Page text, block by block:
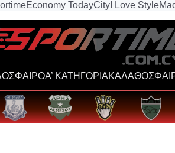
Economy TodayCity I Love Style
Α’ ΚΑΤΗΓΟΡΙΑ